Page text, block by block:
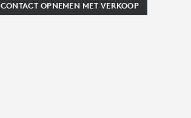
CONTACT OPNEMEN MET VERKOOP